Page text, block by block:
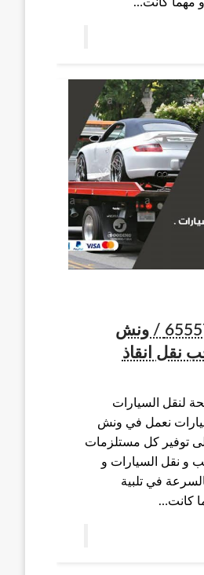
ونش البر / 65557275 / ونش
انقاذ
لنقل السيارات
نعمل في ونش
توفير كل مستلزمات
و نقل السيارات و
في تلبية
كانت…